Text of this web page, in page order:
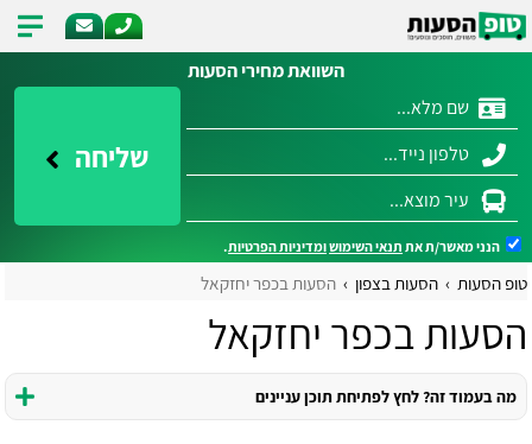
השוואת מחירי הסעות
שליחה
הנני מאשר/ת את תנאי השימושומדיניות הפרטיות.
טופ הסעות הסעות בצפון הסעות בכפר יחזקאל
הסעות בכפר יחזקאל
מה בעמוד זה? לחץ לפתיחת תוכן עניינים